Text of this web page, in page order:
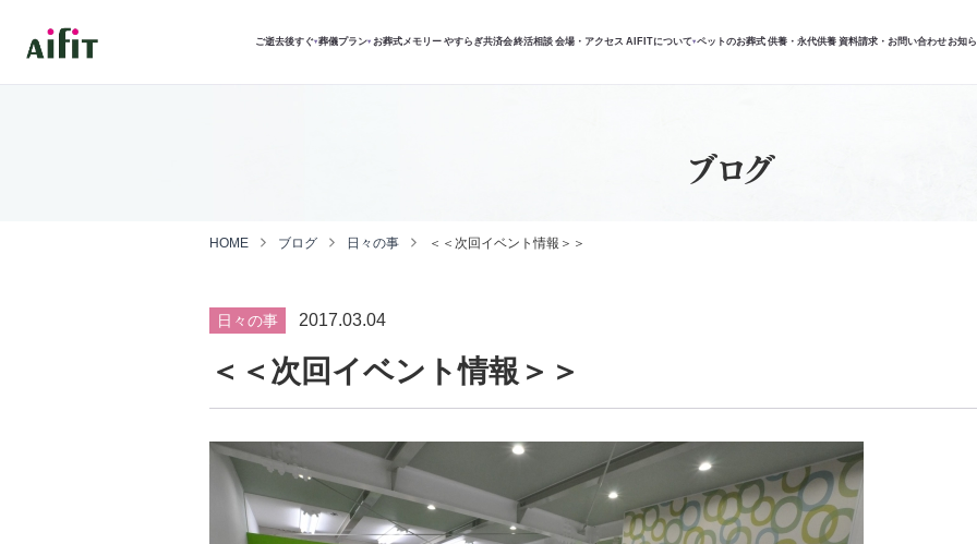
ご逝去後すぐ▾ 葬儀プラン▾ お葬式メモリー やすらぎ共済会終活相談 会場・アクセス AIFITについて▾ ペットのお葬式 供養・永代供養 資料請求・お問い合わせお知
ブログ
HOME ブログ 日々の事 ＜＜次回イベント情報＞＞
日々の事 2017.03.04
＜＜次回イベント情報＞＞